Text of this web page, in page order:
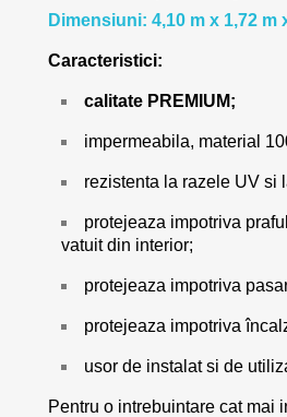
Dimensiuni: 4,10 m x 1,72 m
Caracteristici:
calitate PREMIUM;
impermeabila, material
rezistenta la razele UV si
protejeaza impotriva
vatuit din interior;
protejeaza impotriva
protejeaza impotriva
usor de instalat si de
Pentru o intrebuintare cat mai